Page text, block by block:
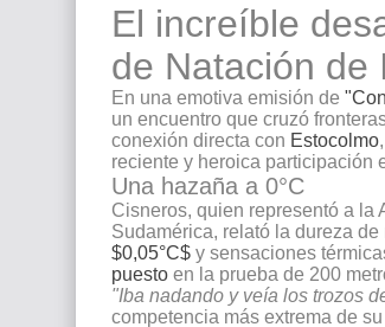
El increíble
de Natación de
En una emotiva emisión de
un encuentro que cruzó
conexión directa con Estocolmo
reciente y heroica participación
Una hazaña a 0°C
Cisneros, quien representó a la
Sudamérica, relató la dureza
$0,05°C$ y sensaciones
puesto en la prueba de 200
"Iba nadando y veía los trozos
competencia más extrema de